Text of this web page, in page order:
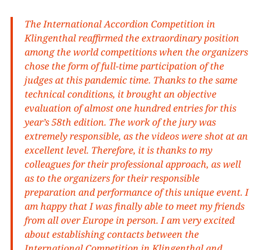
The International Accordion Competition in
Klingenthal reaffirmed the extraordinary position
among the world competitions when the organizers
chose the form of full-time participation of the
judges at this pandemic time. Thanks to the same
technical conditions, it brought an objective
evaluation of almost one hundred entries for this
year’s 58th edition. The work of the jury was
extremely responsible, as the videos were shot at an
excellent level. Therefore, it is thanks to my
colleagues for their professional approach, as well
as to the organizers for their responsible
preparation and performance of this unique event. I
am happy that I was finally able to meet my friends
from all over Europe in person. I am very excited
about establishing contacts between the